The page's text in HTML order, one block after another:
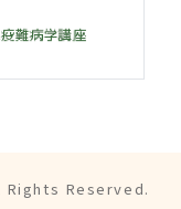
Rights Reserved.